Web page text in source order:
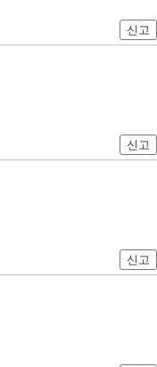
신고
신고
신고